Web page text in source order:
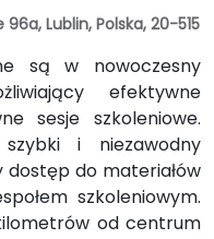
Lublin, Polska, 20-515
są w nowoczesny
efektywne
sesje szkoleniowe.
i niezawodny
dostęp do materiałów
szkoleniowym.
od centrum